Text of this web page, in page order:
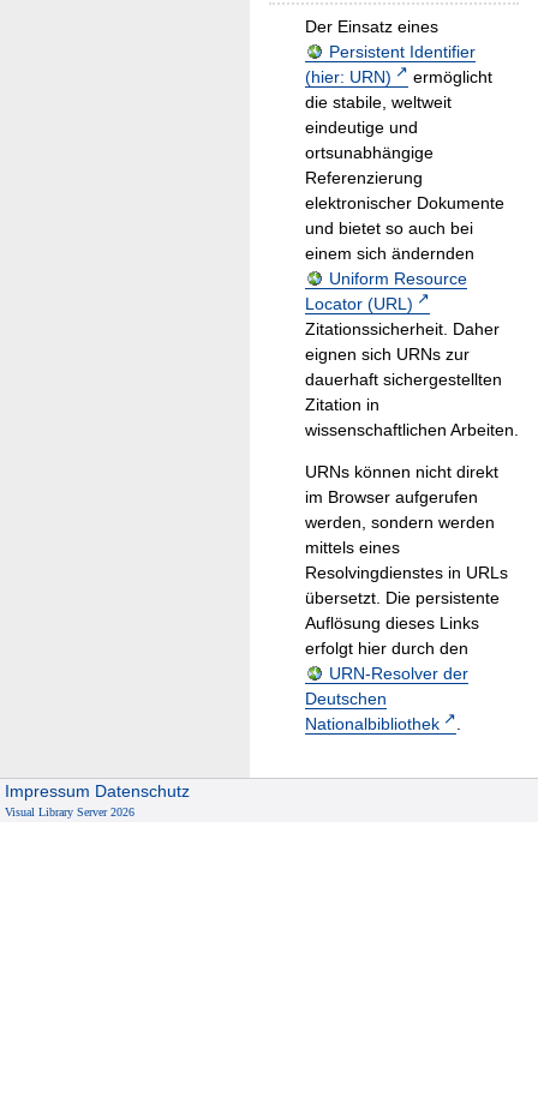
Der Einsatz eines
Persistent Identifier
(hier: URN)
ermöglicht
die stabile, weltweit
eindeutige und
ortsunabhängige
Referenzierung
elektronischer Dokumente
und bietet so auch bei
einem sich ändernden
Uniform Resource
Locator (URL)
Zitationssicherheit. Daher
eignen sich URNs zur
dauerhaft sichergestellten
Zitation in
wissenschaftlichen Arbeiten.
URNs können nicht direkt
im Browser aufgerufen
werden, sondern werden
mittels eines
Resolvingdienstes in URLs
übersetzt. Die persistente
Auflösung dieses Links
erfolgt hier durch den
URN-Resolver der
Deutschen
Nationalbibliothek
.
Impressum Datenschutz
Visual Library Server 2026